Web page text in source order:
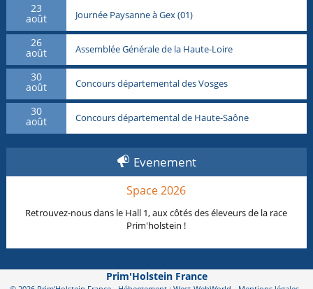
23
août Journée Paysanne à Gex (01)
26
août Assemblée Générale de la Haute-Loire
30
août Concours départemental des Vosges
30
août Concours départemental de Haute-Saône
Evenement
Space 2026
Retrouvez-nous dans le Hall 1, aux côtés des éleveurs de la race
Prim'holstein !
Prim'Holstein France